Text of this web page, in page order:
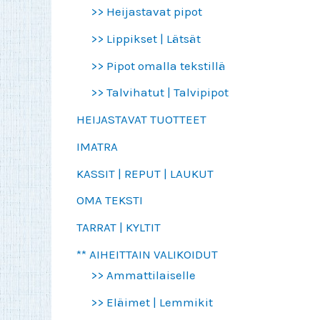
>> Heijastavat pipot
>> Lippikset | Lätsät
>> Pipot omalla tekstillä
>> Talvihatut | Talvipipot
HEIJASTAVAT TUOTTEET
IMATRA
KASSIT | REPUT | LAUKUT
OMA TEKSTI
TARRAT | KYLTIT
** AIHEITTAIN VALIKOIDUT
>> Ammattilaiselle
>> Eläimet | Lemmikit